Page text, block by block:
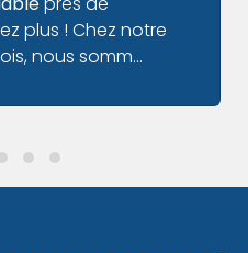
des
notre savoir-faire